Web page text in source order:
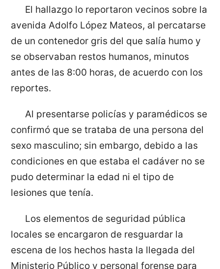
El hallazgo lo reportaron vecinos sobre la
avenida Adolfo López Mateos, al percatarse
de un contenedor gris del que salía humo y
se observaban restos humanos, minutos
antes de las 8:00 horas, de acuerdo con los
reportes.
Al presentarse policías y paramédicos se
confirmó que se trataba de una persona del
sexo masculino; sin embargo, debido a las
condiciones en que estaba el cadáver no se
pudo determinar la edad ni el tipo de
lesiones que tenía.
Los elementos de seguridad pública
locales se encargaron de resguardar la
escena de los hechos hasta la llegada del
Ministerio Público y personal forense para